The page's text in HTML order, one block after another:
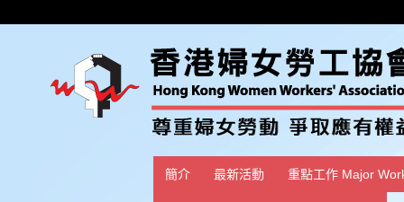
簡介 最新活動 重點工作 Major